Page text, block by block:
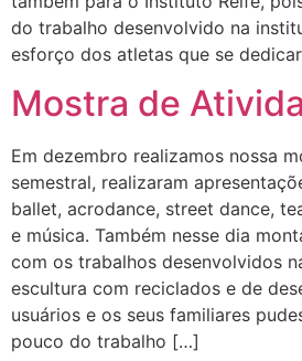
do trabalho desenvolvido na
esforço dos atletas que se
Mostra de
Em dezembro realizamos nossa
semestral, realizaram
ballet, acrodance, street dance,
e música. Também nesse dia
com os trabalhos desenvolvidos
escultura com reciclados e de
usuários e os seus familiares
pouco do trabalho […]